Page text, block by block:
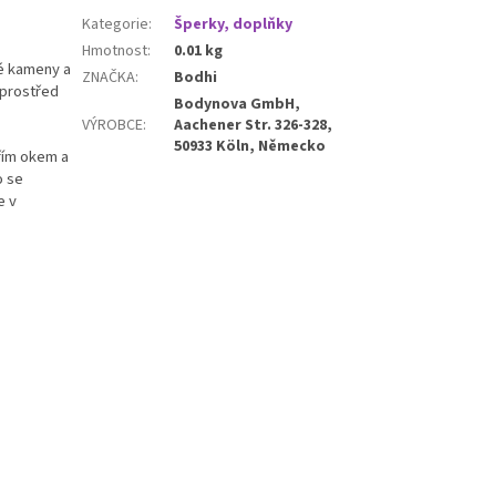
kameny a
okem a
se
v
Kategorie:
Šperky, doplňky
Hmotnost:
0.01 kg
ZNAČKA: Bodhi
VÝROBCE:
Bodynova GmbH,
Aachener Str. 326-328,
50933 Köln, Německo